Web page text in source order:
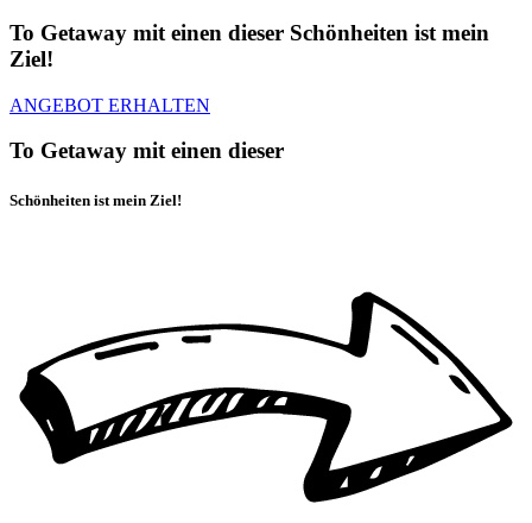
To Getaway mit einen dieser Schönheiten ist mein
Ziel!
ANGEBOT ERHALTEN
To Getaway mit einen dieser
Schönheiten ist mein Ziel!